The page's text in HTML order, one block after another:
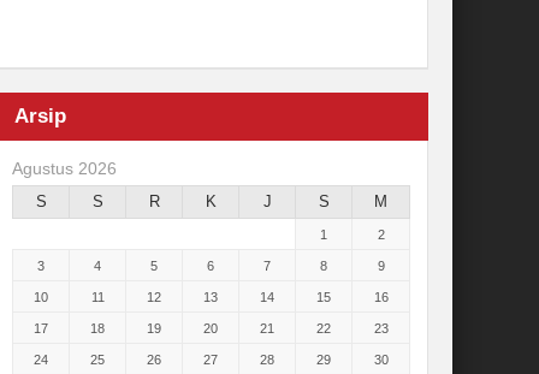
Arsip
Agustus 2026
S S R K J S M
1 2
3 4 5 6 7 8 9
10 11 12 13 14 15 16
17 18 19 20 21 22 23
24 25 26 27 28 29 30